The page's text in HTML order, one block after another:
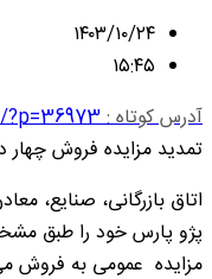
۱۴۰۳/۱۰/۲۴
۱۵:۴۵
آدرس کوتاه :
تمدید مزایده فروش چهار
اتاق بازرگانی، صنایع،
پژو پارس خود را طبق
مزایده عمومی به فروش